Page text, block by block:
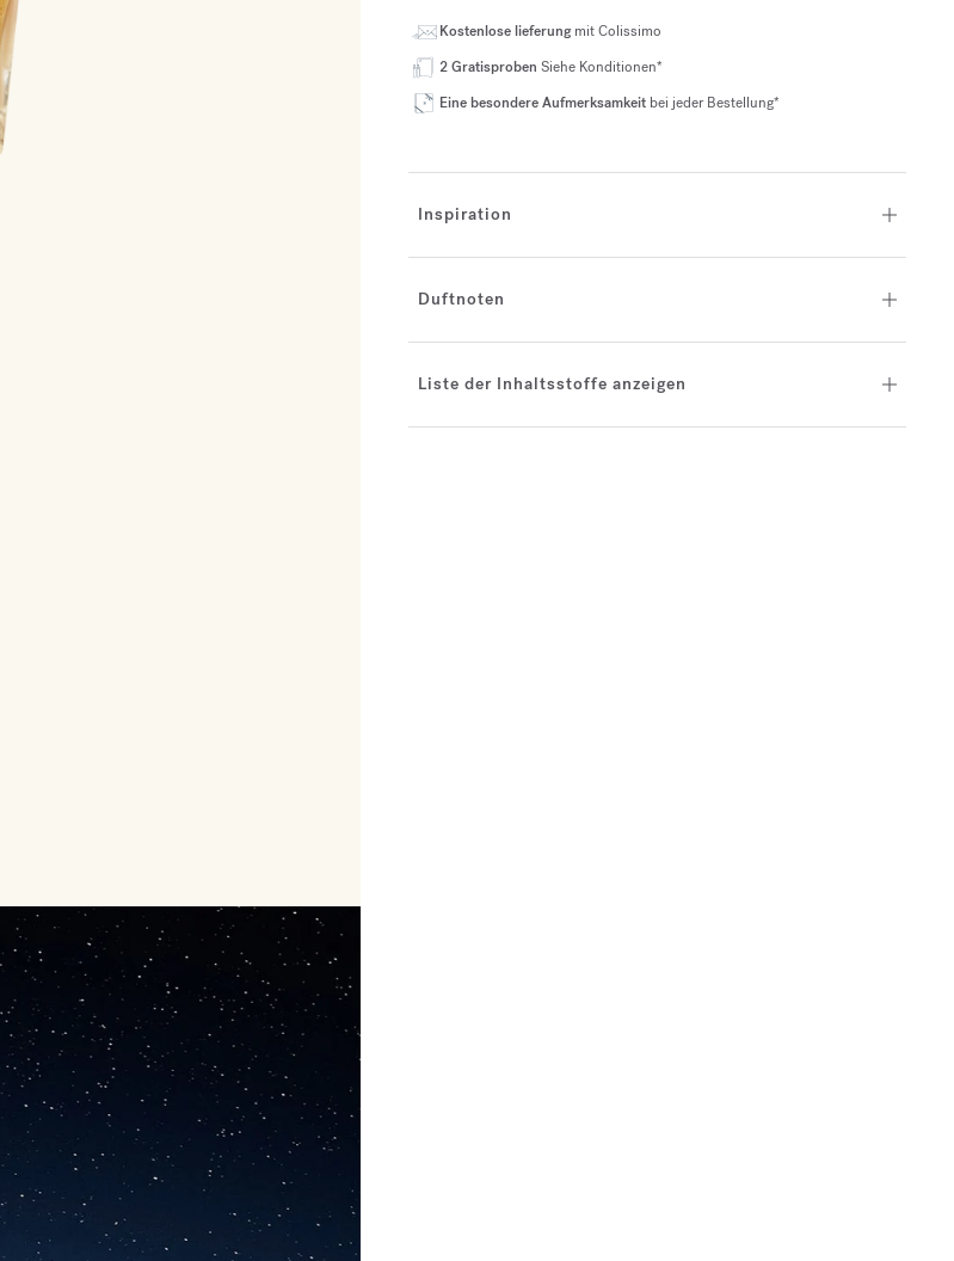
Kostenlose lieferungmit Colissimo
2 Gratisproben Siehe Konditionen*
Eine besondere Aufmerksamkeit bei jeder Bestellung*
Inspiration
Duftnoten
Liste der Inhaltsstoffe anzeigen